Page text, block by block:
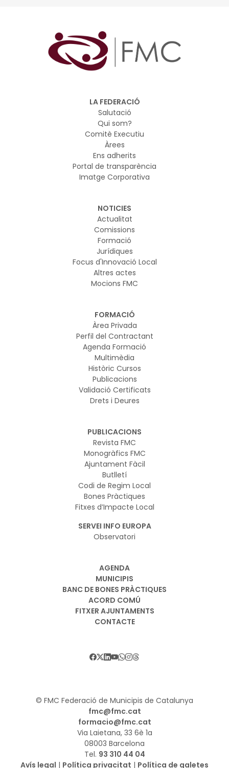
LA FEDERACIÓ
Salutació
Qui som?
Comitè Executiu
Àrees
Ens adherits
Portal de transparència
Imatge Corporativa
NOTICIES
Actualitat
Comissions
Formació
Jurídiques
Focus d'Innovació Local
Altres actes
Mocions FMC
FORMACIÓ
Àrea Privada
Perfil del Contractant
Agenda Formació
Multimèdia
Històric Cursos
Publicacions
Validació Certificats
Drets i Deures
PUBLICACIONS
Revista FMC
Monogràfics FMC
Ajuntament Fàcil
Butlletí
Codi de Regim Local
Bones Pràctiques
Fitxes d’Impacte Local
SERVEI INFO EUROPA
Observatori
AGENDA
MUNICIPIS
BANC DE BONES PRÀCTIQUES
ACORD COMÚ
FITXER AJUNTAMENTS
CONTACTE
© FMC Federació de Municipis de Catalunya
fmc@fmc.cat
formacio@fmc.cat
Via Laietana, 33 6è 1a
08003 Barcelona
Tel. 93 310 44 04
Avís legal | Política privacitat | Política de galetes